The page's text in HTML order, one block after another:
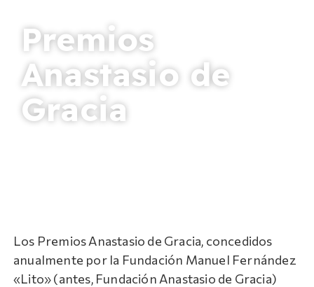
Premios
Anastasio de
Gracia
Los Premios Anastasio de Gracia, concedidos
anualmente por la Fundación Manuel Fernández
«Lito» (antes, Fundación Anastasio de Gracia)